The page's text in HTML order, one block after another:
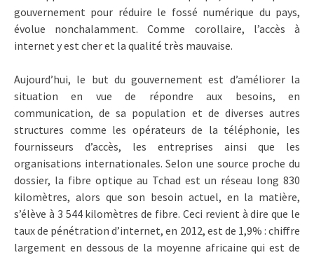
gouvernement pour réduire le fossé numérique du pays,
évolue nonchalamment. Comme corollaire, l’accès à
internet y est cher et la qualité très mauvaise.
Aujourd’hui, le but du gouvernement est d’améliorer la
situation en vue de répondre aux besoins, en
communication, de sa population et de diverses autres
structures comme les opérateurs de la téléphonie, les
fournisseurs d’accès, les entreprises ainsi que les
organisations internationales. Selon une source proche du
dossier, la fibre optique au Tchad est un réseau long 830
kilomètres, alors que son besoin actuel, en la matière,
s’élève à 3 544 kilomètres de fibre. Ceci revient à dire que le
taux de pénétration d’internet, en 2012, est de 1,9% : chiffre
largement en dessous de la moyenne africaine qui est de